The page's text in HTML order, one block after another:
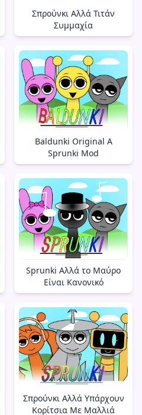
Σπρούνκι Αλλά Τιτάν
Συμμαχία
Baldunki Original A
Sprunki Mod
Sprunki Αλλά το Μαύρο
Είναι Κανονικό
Σπρούνκι Αλλά Υπάρχουν
Κορίτσια Με Μαλλιά